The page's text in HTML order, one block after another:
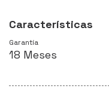
Características
Garantía
18 Meses